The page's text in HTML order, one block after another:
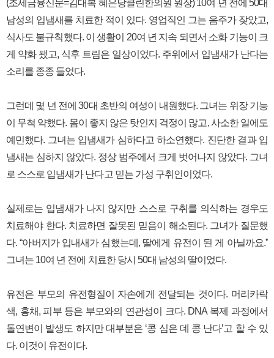
​(조세금융신문=김대복 혜은당클린한의원 원장) 10여 년 전에 50대
남성의 입냄새를 치료한 적이 있다. 영업직인 그는 음주가 잦았고,
식사도 불규칙했다. 이 생활이 20여 년 지속 되면서 소화 기능이 크
게 약화 됐고, 식후 트림은 일상이었다. 주위에서 입냄새가 난다는
소리를 종종 들었다.
그런데 몇 년 전에 30대 초반의 여성이 내원했다. 그녀는 위장 기능
이 무척 약했다. 몸이 좋지 않은 탓인지 걱정이 많고, 사소한 일에도
예민했다. 그녀는 입냄새가 심하다고 하소연했다. 진단한 결과 입
냄새는 심하지 않았다. 정상 범주에서 크게 벗어나지 않았다. 그녀
로 스스로 입냄새가 난다고 믿는 가성 구취인이었다.
실제로는 입냄새가 나지 않지만 스스로 구취를 의식하는 경우도
치료해야 한다. 치료하면 잘못된 믿음이 해소된다. 그녀가 질문했
다. “아버지가 입내새가 심했는데, 딸에게 유전이 된 게 아닐까요.”
그녀는 10여 년 전에 치료한 당시 50대 남성의 딸이었다.
유전은 부모의 유전형질이 자손에게 전달되는 것이다. 머리카락
색, 홍채, 피부 등은 부모와의 연관성이 크다. DNA 복제 과정에서
돌연변이 발생도 하지만 대부분은 ‘콩 심은 데 콩 난다’고 할 수 있
다. 이것이 유전이다.